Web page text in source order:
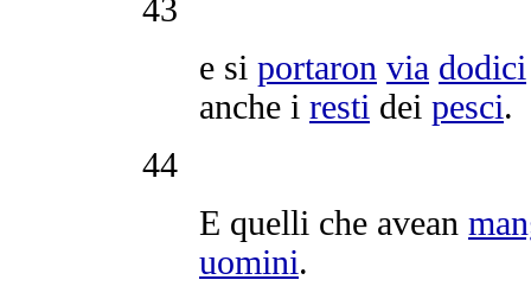
43
e si portaron via dodici
anche i resti dei pesci.
44
E quelli che avean
uomini.